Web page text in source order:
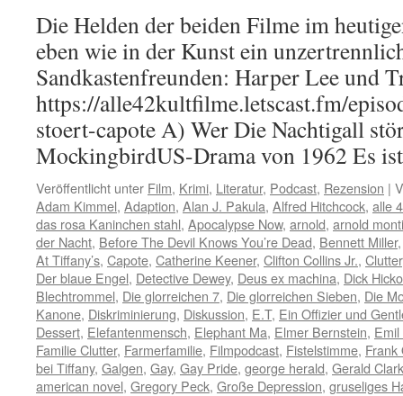
Die Helden der beiden Filme im
eben wie in der Kunst ein
Sandkastenfreunden: Harper Lee und
https://alle42kultfilme.letscast.fm/
stoert-capote A) Wer Die Nachtigall
MockingbirdUS-Drama von 1962 Es
Veröffentlicht unter Film, Krimi, Literatur, Podcast, Rezension |
Adam Kimmel, Adaption, Alan J. Pakula, Alfred Hitchcock, alle
das rosa Kaninchen stahl, Apocalypse Now, arnold, arnold monti
der Nacht, Before The Devil Knows You’re Dead, Bennett Miller
At Tiffany’s, Capote, Catherine Keener, Clifton Collins Jr., Clutter
Der blaue Engel, Detective Dewey, Deus ex machina, Dick
Blechtrommel, Die glorreichen 7, Die glorreichen Sieben, Die
Kanone, Diskriminierung, Diskussion, E.T, Ein Offizier und
Dessert, Elefantenmensch, Elephant Ma, Elmer Bernstein,
Familie Clutter, Farmerfamilie, Filmpodcast, Fistelstimme, Frank
bei Tiffany, Galgen, Gay, Gay Pride, george herald, Gerald
american novel, Gregory Peck, Große Depression, gruseliges